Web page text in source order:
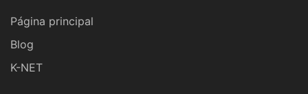
Página principal
Blog
K-NET